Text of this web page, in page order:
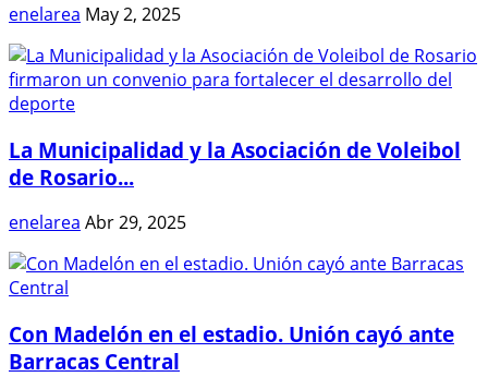
enelarea May 2, 2025
La Municipalidad y la Asociación de Voleibol
de Rosario...
enelarea Abr 29, 2025
Con Madelón en el estadio. Unión cayó ante
Barracas Central